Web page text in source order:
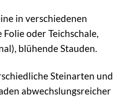
in verschiedenen
oder Teichschale,
blühende Stauden.
Steinarten und
abwechslungsreicher